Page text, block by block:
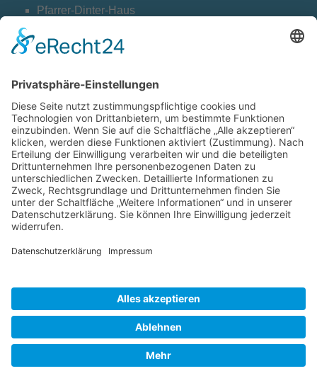
Pfarrer-Dinter-Haus
Kontakt
Archiv
Downloads Datenschutz
Datenschutzerklärung
Barrierefreiheitserklärung
Impressum
© Diakonie Libera
Webdesign CARA WEBB